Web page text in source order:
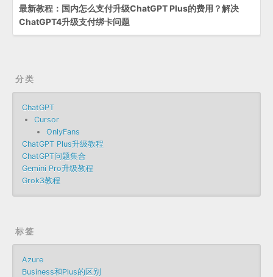
最新教程：国内怎么支付升级ChatGPT Plus的费用？解决
ChatGPT4升级支付绑卡问题
分类
ChatGPT
Cursor
OnlyFans
ChatGPT Plus升级教程
ChatGPT问题集合
Gemini Pro升级教程
Grok3教程
标签
Azure
Business和Plus的区别